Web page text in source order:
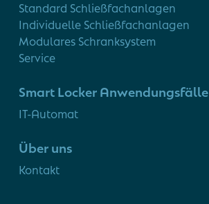
Standard Schließfachanlagen
Individuelle Schließfachanlagen
Modulares Schranksystem
Service
Smart Locker Anwendungsfälle
IT-Automat
Über uns
Kontakt